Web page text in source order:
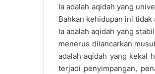
Ia adalah aqidah yang
Bahkan kehidupan ini
Ia adalah aqidah yang
menerus dilancarkan
adalah aqidah yang kekal
terjadi penyimpangan,